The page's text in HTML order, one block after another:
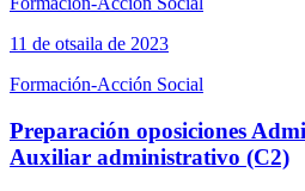
11 de otsaila de 2023
Formación-Acción Social
Preparación oposiciones
Auxiliar administrativo (C2)